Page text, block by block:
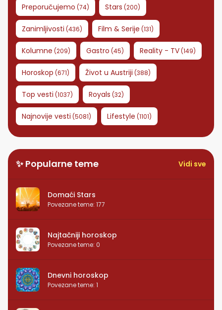
Preporučujemo (74) Stars (200)
Zanimljivosti (436) Film & Serije (131)
Kolumne (209) Gastro (45) Reality - TV(149)
Horoskop (671) Život u Austriji (388)
Top vesti (1037) Royals (32)
Najnovije vesti (5081) Lifestyle (1101)
✨ Popularne teme Vidi sve
Domaći Stars
Povezane teme: 177
Najtačniji horoskop
Povezane teme: 0
Dnevni horoskop
Povezane teme: 1